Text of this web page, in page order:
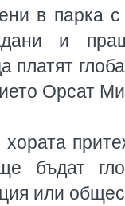
в парка
и
платят
Орсат
бъдат
или